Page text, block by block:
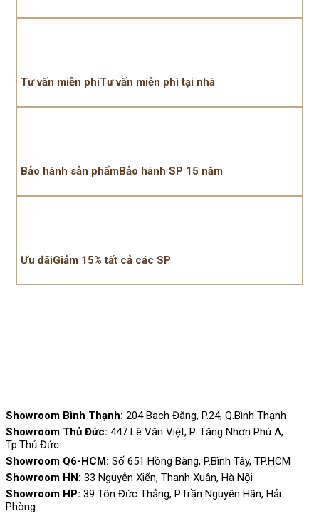
Tư vấn miễn phíTư vấn miễn phí tại nhà
Bảo hành sản phẩmBảo hành SP 15 năm
Ưu đãiGiảm 15% tất cả các SP
Showroom Bình Thạnh: 204 Bạch Đằng, P.24, Q.Bình Thạnh
Showroom Thủ Đức: 447 Lê Văn Việt, P. Tăng Nhơn Phú A,
Tp.Thủ Đức
Showroom Q6-HCM: Số 651 Hồng Bàng, P.Bình Tây, TP.HCM
Showroom HN: 33 Nguyễn Xiển, Thanh Xuân, Hà Nội
Showroom HP: 39 Tôn Đức Thắng, P.Trần Nguyên Hãn, Hải
Phòng